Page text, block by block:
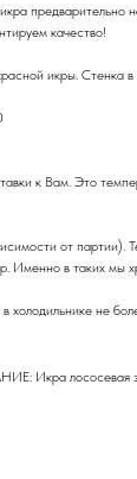
предварительно
качество!
икры. Стенка в
к Вам. Это
от партии).
Именно в таких мы
холодильнике не
лососевая